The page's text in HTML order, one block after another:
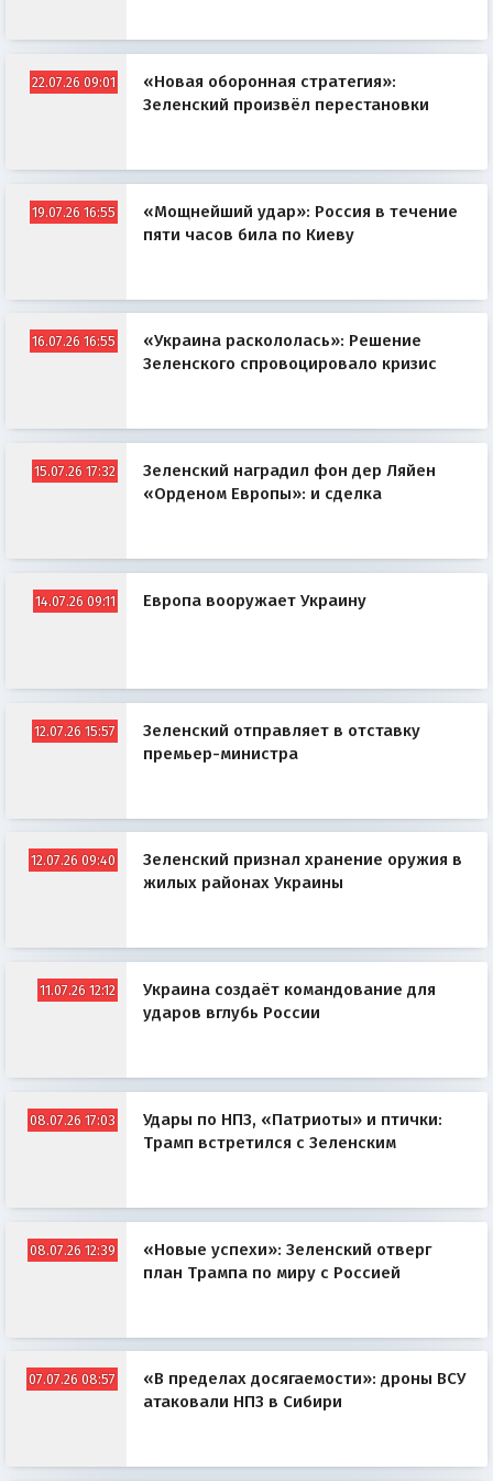
22.07.26 09:01
«Новая оборонная стратегия»:
Зеленский произвёл перестановки
19.07.26 16:55
«Мощнейший удар»: Россия в течение
пяти часов била по Киеву
16.07.26 16:55
«Украина раскололась»: Решение
Зеленского спровоцировало кризис
15.07.26 17:32
Зеленский наградил фон дер Ляйен
«Орденом Европы»: и сделка
14.07.26 09:11 Европа вооружает Украину
12.07.26 15:57
Зеленский отправляет в отставку
премьер-министра
12.07.26 09:40
Зеленский признал хранение оружия в
жилых районах Украины
11.07.26 12:12
Украина создаёт командование для
ударов вглубь России
08.07.26 17:03
Удары по НПЗ, «Патриоты» и птички:
Трамп встретился с Зеленским
08.07.26 12:39
«Новые успехи»: Зеленский отверг
план Трампа по миру с Россией
07.07.26 08:57
«В пределах досягаемости»: дроны ВСУ
атаковали НПЗ в Сибири